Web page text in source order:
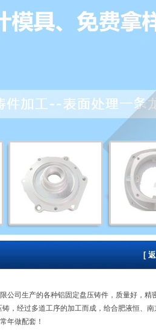
[
公司生产的各种铝固定盘压铸件，质量好，精
，经过多道工序的加工而成，给合肥液恒、南
年做配套！